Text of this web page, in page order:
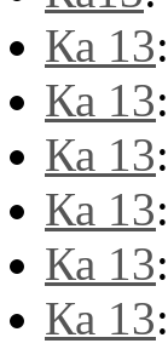
Ка 13:
Ка 13:
Ка 13:
Ка 13:
Ка 13:
Ка 13: